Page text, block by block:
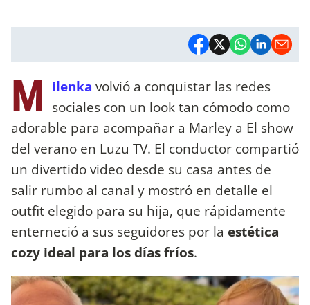
M ilenka volvió a conquistar las redes
sociales con un look tan cómodo como
adorable para acompañar a Marley a El show
del verano en Luzu TV. El conductor compartió
un divertido video desde su casa antes de
salir rumbo al canal y mostró en detalle el
outfit elegido para su hija, que rápidamente
enterneció a sus seguidores por la estética
cozy ideal para los días fríos.